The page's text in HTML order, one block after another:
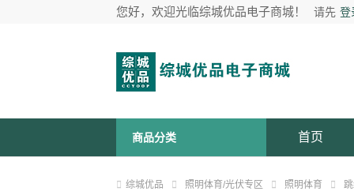
您好，欢迎光临综城优品电子商城！ 请先 登
商品分类 首页
综城优品 照明体育/光伏专区 照明体育